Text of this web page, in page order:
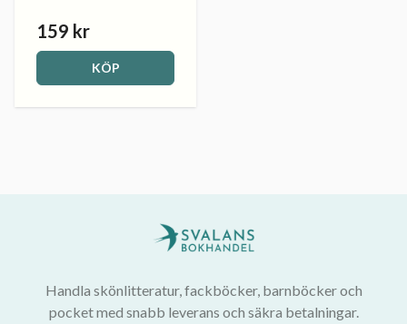
159 kr
KÖP
Handla skönlitteratur, fackböcker, barnböcker och
pocket med snabb leverans och säkra betalningar.